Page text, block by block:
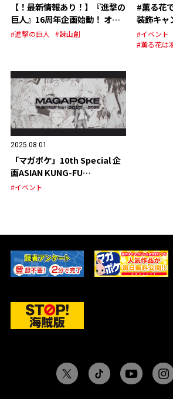
【！最新情報あり！】『進撃の
巨人』16周年企画始動！ オリ
ジナルグッズの発売が決定！
#進撃の巨人 #諫山創
#薫る花
装飾キャ
#イベント
#薫る花は
2025.08.01
「マガポケ」10th Special 企
画ASIAN KUNG-FU
GENERATION スペシャルPV
#イベント